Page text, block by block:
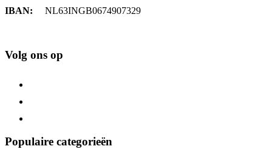
IBAN: NL63INGB0674907329
Volg ons op
Populaire categorieën